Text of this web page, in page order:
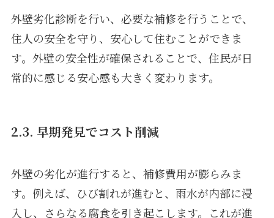
外壁劣化診断を行い、必要な補修を行うことで、
住人の安全を守り、安心して住むことができま
す。外壁の安全性が確保されることで、住民が日
常的に感じる安心感も大きく変わります。
2.3. 早期発見でコスト削減
外壁の劣化が進行すると、補修費用が膨らみま
す。例えば、ひび割れが進むと、雨水が内部に浸
入し、さらなる腐食を引き起こします。これが進